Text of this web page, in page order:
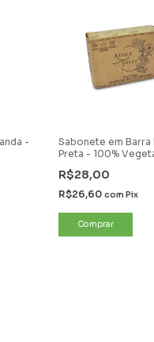
-
Sabonete em Barra
Preta - 100%
R$28,00
R$26,60 com Pix